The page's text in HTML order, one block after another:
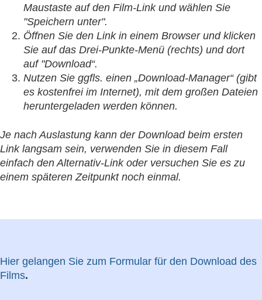
Maustaste auf den Film-Link und wählen Sie
"Speichern unter".
Öffnen Sie den Link in einem Browser und klicken
Sie auf das Drei-Punkte-Menü (rechts) und dort
auf "Download“.
Nutzen Sie ggfls. einen „Download-Manager“ (gibt
es kostenfrei im Internet), mit dem großen Dateien
heruntergeladen werden können.
Je nach Auslastung kann der Download beim ersten
Link langsam sein, verwenden Sie in diesem Fall
einfach den Alternativ-Link oder versuchen Sie es zu
einem späteren Zeitpunkt noch einmal.
Hier gelangen Sie zum Formular für den Download des
Films.